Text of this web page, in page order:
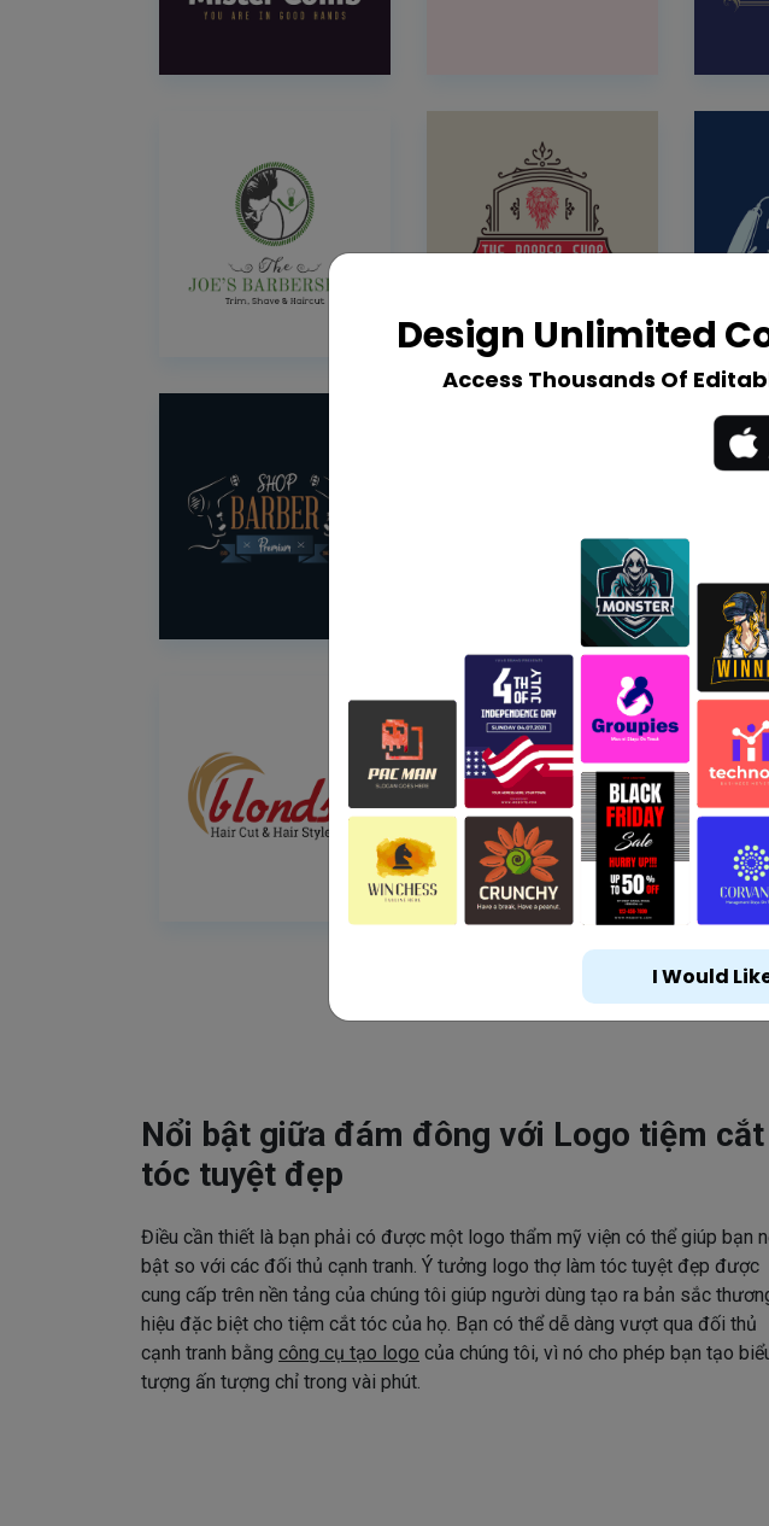
Nổi bật giữa đám đông với Logo tiệm cắt
tóc tuyệt đẹp
Điều cần thiết là bạn phải có được một logo thẩm mỹ viện có thể giúp bạn
bật so với các đối thủ cạnh tranh. Ý tưởng logo thợ làm tóc tuyệt đẹp được
cung cấp trên nền tảng của chúng tôi giúp người dùng tạo ra bản sắc
hiệu đặc biệt cho tiệm cắt tóc của họ. Bạn có thể dễ dàng vượt qua đối thủ
cạnh tranh bằng công cụ tạo logo của chúng tôi, vì nó cho phép bạn tạo
tượng ấn tượng chỉ trong vài phút.
Design Unlimited
Access Thousands Of
I Would